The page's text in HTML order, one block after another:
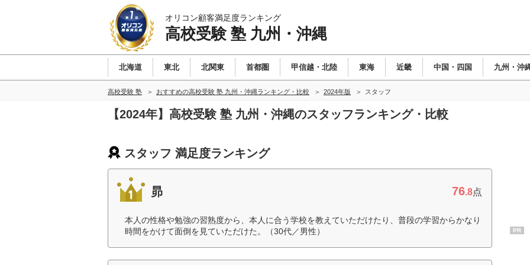
オリコン顧客満足度ランキング
高校受験 塾 九州・沖縄
北海道 東北 北関東 首都圏 甲信越・北陸 東海 近畿 中国・四国 九州・沖
高校受験 塾 おすすめの高校受験 塾 九州・沖縄ランキング・比較 2024年版 スタッフ
【2024年】高校受験 塾 九州・沖縄のスタッフランキング・比較
スタッフ 満足度ランキング
昴 76.8点
本人の性格や勉強の習熟度から、本人に合う学校を教えていただけたり、普段の学習からかなり
時間をかけて面倒を見ていただけた。（30代／男性）
PR